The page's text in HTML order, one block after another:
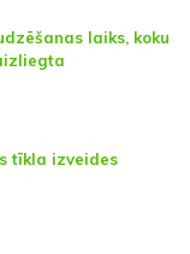
laiks, koku
tīkla izveides